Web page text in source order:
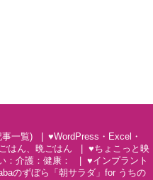
一覧)
♥WordPress・Excel・
はん、晩ごはん
♥ちょこっと映
：介護：健康：
♥インプラント
のずぼら「朝サラダ」for うちの